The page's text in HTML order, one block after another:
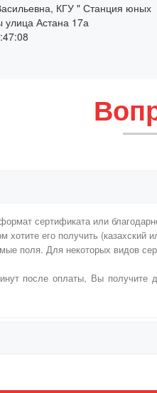
КГУ " Станция юных
Астана 17а
сертификата или
хотите его получить (казахский
поля. Для некоторых видов
после оплаты, Вы получите